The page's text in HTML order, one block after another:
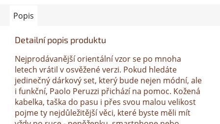
Popis
Detailní popis produktu
Nejprodávanější orientální vzor se po mnoha
letech vrátil v osvěžené verzi. Pokud hledáte
jedinečný dárkový set, který bude nejen módní, ale
i funkční, Paolo Peruzzi přichází na pomoc. Kožená
kabelka, taška do pasu i přes svou malou velikost
pojme ty nejdůležitější věci, které byste měli mít